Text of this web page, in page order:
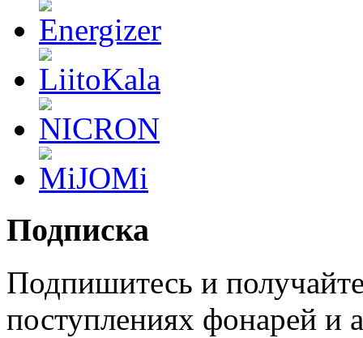
Подписка
Подпишитесь и
поступлениях фонарей и